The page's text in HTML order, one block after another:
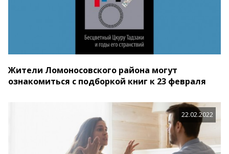
Жители Ломоносовского района могут
ознакомиться с подборкой книг к 23 февраля
22.02.2022